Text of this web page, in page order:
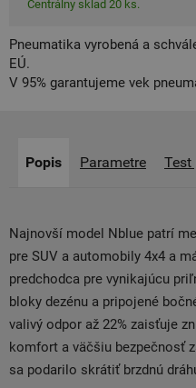
Centrálny sklad 20 ks.
Pneumatika vyrobená a
EÚ.
V 95% garantujeme vek
Popis Parametre Test
Najnovší model Nblue patrí
pre SUV a automobily 4x4 a
predchodca pre vynikajúcu
bloky dezénu a pripojené
valivý odpor až 22% zaisťuje
komfort a väčšiu bezpečnosť
sa podarilo skrátiť brzdnú